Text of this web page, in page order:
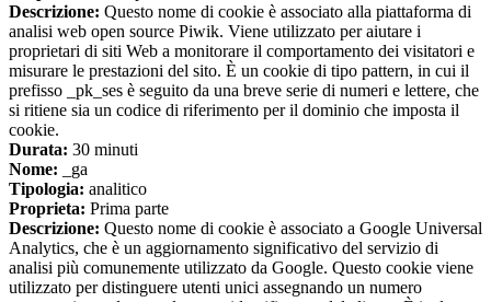
Descrizione: Questo nome di cookie è associato alla piattaforma di
analisi web open source Piwik. Viene utilizzato per aiutare i
proprietari di siti Web a monitorare il comportamento dei visitatori e
misurare le prestazioni del sito. È un cookie di tipo pattern, in cui il
prefisso _pk_ses è seguito da una breve serie di numeri e lettere, che
si ritiene sia un codice di riferimento per il dominio che imposta il
cookie.
Durata: 30 minuti
Nome: _ga
Tipologia: analitico
Proprieta: Prima parte
Descrizione: Questo nome di cookie è associato a Google Universal
Analytics, che è un aggiornamento significativo del servizio di
analisi più comunemente utilizzato da Google. Questo cookie viene
utilizzato per distinguere utenti unici assegnando un numero